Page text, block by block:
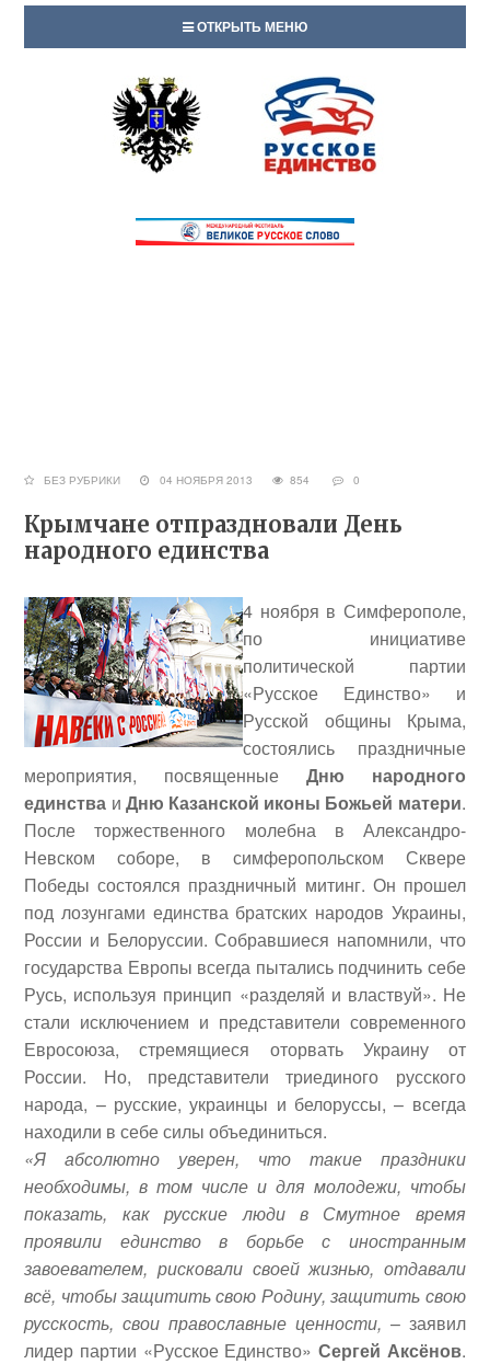
ОТКРЫТЬ МЕНЮ
БЕЗ РУБРИКИ 04 НОЯБРЯ 2013 854 0
Крымчане отпраздновали День
народного единства
4 ноября в Симферополе,
по инициативе
политической партии
«Русское Единство» и
Русской общины Крыма,
состоялись праздничные
мероприятия, посвященные Дню народного
единства и Дню Казанской иконы Божьей матери.
После торжественного молебна в Александро-
Невском соборе, в симферопольском Сквере
Победы состоялся праздничный митинг. Он прошел
под лозунгами единства братских народов Украины,
России и Белоруссии. Собравшиеся напомнили, что
государства Европы всегда пытались подчинить себе
Русь, используя принцип «разделяй и властвуй». Не
стали исключением и представители современного
Евросоюза, стремящиеся оторвать Украину от
России. Но, представители триединого русского
народа, – русские, украинцы и белоруссы, – всегда
находили в себе силы объединиться.
«Я абсолютно уверен, что такие праздники
необходимы, в том числе и для молодежи, чтобы
показать, как русские люди в Смутное время
проявили единство в борьбе с иностранным
завоевателем, рисковали своей жизнью, отдавали
всё, чтобы защитить свою Родину, защитить свою
русскость, свои православные ценности, – заявил
лидер партии «Русское Единство» Сергей Аксёнов.